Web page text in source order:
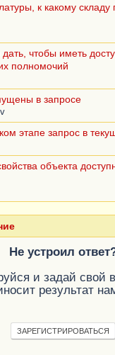
GetCursOnDateResult.
=
.Добавить ();
.
.Номинал
;
.
;
;
;
к какому складу
чтобы иметь
полномочий
в запросе
этапе запрос в
объекта
Не устроил
и задай свой
результат
ЗАРЕГИСТРИРОВАТЬСЯ